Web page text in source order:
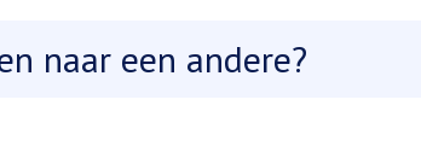
naar een andere?